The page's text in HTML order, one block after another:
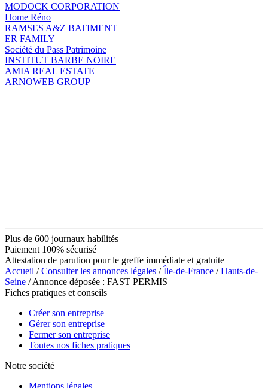
MODOCK CORPORATION
Home Réno
RAMSES A&Z BATIMENT
ER FAMILY
Société du Pass Patrimoine
INSTITUT BARBE NOIRE
AMIA REAL ESTATE
ARNOWEB GROUP
Plus de 600 journaux habilités
Paiement 100% sécurisé
Attestation de parution pour le greffe immédiate et gratuite
Accueil /Consulter les annonces légales /Île-de-France /Hauts-de-
Seine / Annonce déposée : FAST PERMIS
Fiches pratiques et conseils
Créer son entreprise
Gérer son entreprise
Fermer son entreprise
Toutes nos fiches pratiques
Notre société
Mentions légales